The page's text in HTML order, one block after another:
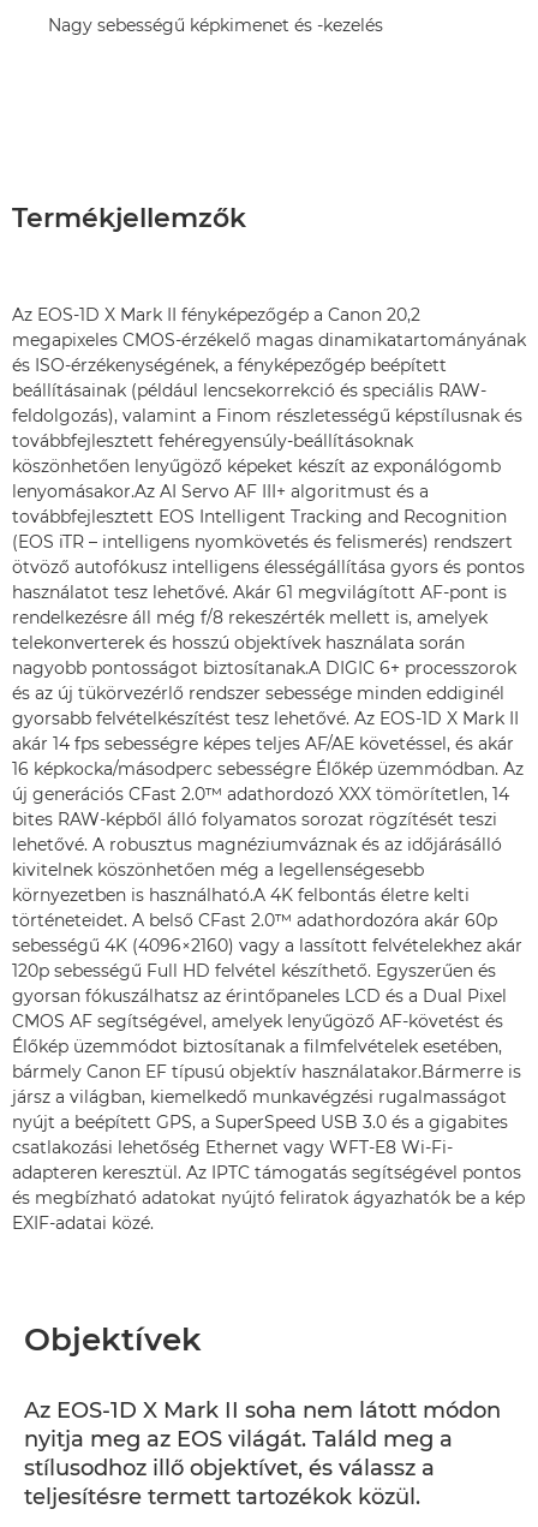
Nagy sebességű képkimenet és -kezelés
Termékjellemzők
Az EOS-1D X Mark II fényképezőgép a Canon 20,2
megapixeles CMOS-érzékelő magas dinamikatartományának
és ISO-érzékenységének, a fényképezőgép beépített
beállításainak (például lencsekorrekció és speciális RAW-
feldolgozás), valamint a Finom részletességű képstílusnak és
továbbfejlesztett fehéregyensúly-beállításoknak
köszönhetően lenyűgöző képeket készít az exponálógomb
lenyomásakor.Az AI Servo AF III+ algoritmust és a
továbbfejlesztett EOS Intelligent Tracking and Recognition
(EOS iTR – intelligens nyomkövetés és felismerés) rendszert
ötvöző autofókusz intelligens élességállítása gyors és pontos
használatot tesz lehetővé. Akár 61 megvilágított AF-pont is
rendelkezésre áll még f/8 rekeszérték mellett is, amelyek
telekonverterek és hosszú objektívek használata során
nagyobb pontosságot biztosítanak.A DIGIC 6+ processzorok
és az új tükörvezérlő rendszer sebessége minden eddiginél
gyorsabb felvételkészítést tesz lehetővé. Az EOS-1D X Mark II
akár 14 fps sebességre képes teljes AF/AE követéssel, és akár
16 képkocka/másodperc sebességre Élőkép üzemmódban. Az
új generációs CFast 2.0™ adathordozó XXX tömörítetlen, 14
bites RAW-képből álló folyamatos sorozat rögzítését teszi
lehetővé. A robusztus magnéziumváznak és az időjárásálló
kivitelnek köszönhetően még a legellenségesebb
környezetben is használható.A 4K felbontás életre kelti
történeteidet. A belső CFast 2.0™ adathordozóra akár 60p
sebességű 4K (4096×2160) vagy a lassított felvételekhez akár
120p sebességű Full HD felvétel készíthető. Egyszerűen és
gyorsan fókuszálhatsz az érintőpaneles LCD és a Dual Pixel
CMOS AF segítségével, amelyek lenyűgöző AF-követést és
Élőkép üzemmódot biztosítanak a filmfelvételek esetében,
bármely Canon EF típusú objektív használatakor.Bármerre is
jársz a világban, kiemelkedő munkavégzési rugalmasságot
nyújt a beépített GPS, a SuperSpeed USB 3.0 és a gigabites
csatlakozási lehetőség Ethernet vagy WFT-E8 Wi-Fi-
adapteren keresztül. Az IPTC támogatás segítségével pontos
és megbízható adatokat nyújtó feliratok ágyazhatók be a kép
EXIF-adatai közé.
Objektívek
Az EOS-1D X Mark II soha nem látott módon
nyitja meg az EOS világát. Találd meg a
stílusodhoz illő objektívet, és válassz a
teljesítésre termett tartozékok közül.